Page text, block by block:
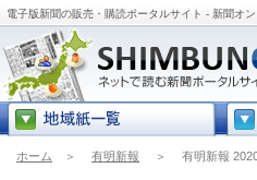
電子版新聞の販売・購読ポータルサイト - 新聞オ
ホーム ＞ 有明新報 ＞ 有明新報